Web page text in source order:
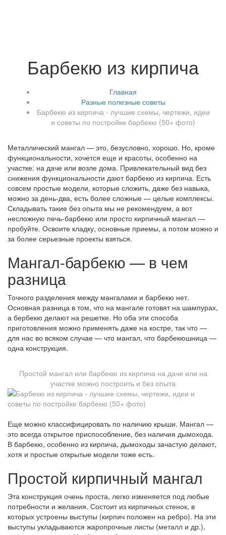
Барбекю из кирпича
Главная
Разные полезные советы
Барбекю из кирпича - лучшие схемы, чертежи, идеи
и советы по постройке барбекю (50+ фото)
Металлический мангал — это, безусловно, хорошо. Но, кроме
функциональности, хочется еще и красоты, особенно на
участке: на даче или возле дома. Привлекательный вид без
снижения функциональности дают барбекю из кирпича. Есть
совсем простые модели, которые сложить, даже без навыка,
можно за день-два, есть более сложные — целые комплексы.
Складывать такие без опыта мы не рекомендуем, а вот
несложную печь-барбекю или просто кирпичный мангал —
пробуйте. Освоите кладку, основные приемы, а потом можно и
за более серьезные проекты взяться.
Мангал-барбекю — в чем
разница
Точного разделения между мангалами и барбекю нет.
Основная разница в том, что на мангале готовят на шампурах,
а бербекю делают на решетке. Но оба эти способа
приготовления можно применять даже на костре, так что —
для нас во всяком случае — что мангал, что барбекюшница —
одна конструкция.
Простой мангал или барбекю из кирпича на даче или на
участке можно построить и без опыта
Еще можно классифицировать по наличию крыши. Мангал —
это всегда открытое приспособление, без наличия дымохода.
В барбекю, особенно из кирпича, дымоходы зачастую делают,
хотя и простые открытые модели тоже есть.
Простой кирпичный мангал
Эта конструкция очень проста, легко изменяется под любые
потребности и желания. Состоит из кирпичных стенок, в
которых устроены выступы (кирпич положен на ребро). На эти
выступы укладываются жаропрочные листы (металл и др.),